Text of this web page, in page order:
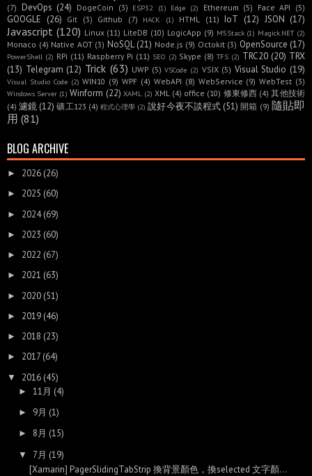
(7) DevOps (24) DogeCoin (3) ESP32 (1) Edge (2) Ethereum (5) Face API (5)
GOOGLE (26) Git (3) Github (7) HACK (1) HTML (11) IoT (12) JSON (17)
Javascript (120) Linux (11) LiteDB (10) LogicApp (9) M5Stack (1) Magick.NET (2)
Monaco (4) Native AOT (3) NoSQL (21) Node.js (9) Octokit (3) OpenSource (17)
PowerShell (2) RPi (11) Raspberry Pi (11) SEO (2) Skype (8) TFS (2) TRC20 (20) TRX
(13) Telegram (12) Trick (63) UWP (5) VSCode (2) VSIX (5) Visual Studio (19)
Visual Studio Code (2) WIN10 (9) WPF (4) WebAPI (8) WebService (9) WebTest (3)
Windows Server (1) Winform (22) XAML (2) XML (4) office (10) 修東修西 (4) 其他技術
(4) 濾鏡 (12) 礦工123 (4) 程式心理學 (2) 說好今夜不談程式 (51) 開箱 (9) 隨貼即
用 (81)
BLOG ARCHIVE
► 2026 (26)
► 2025 (60)
► 2024 (69)
► 2023 (60)
► 2022 (67)
► 2021 (63)
► 2020 (51)
► 2019 (46)
► 2018 (23)
► 2017 (64)
▼ 2016 (45)
► 11月 (4)
► 9月 (1)
► 8月 (15)
▼ 7月 (19)
[Xamarin] PagerSlidingTabStrip 換背景顏色，換selected 文字顏...